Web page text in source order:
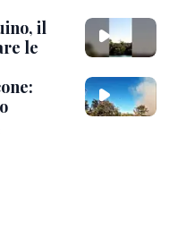
il
le